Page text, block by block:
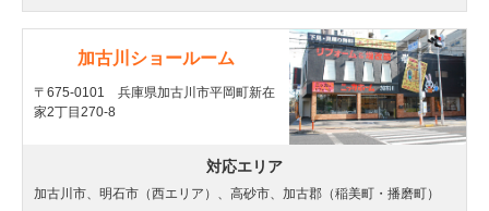
加古川ショールーム
〒675-0101 兵庫県加古川市平岡町新在
家2丁目270-8
対応エリア
加古川市、明石市（西エリア）、高砂市、加古郡（稲美町・播磨町）